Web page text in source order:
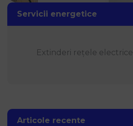
Servicii energetice
Extinderi rețele electrice
Articole recente